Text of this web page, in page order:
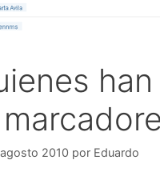
2010 por Eduardo